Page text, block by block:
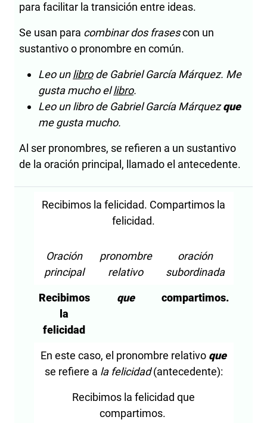
para facilitar la transición entre ideas.
Se usan para combinar dos frasescon un
sustantivo o pronombre en común.
Leo unlibrode Gabriel García Márquez. Me
gusta mucho ellibro.
Leo un libro de Gabriel García Márquezque
me gusta mucho.
Al ser pronombres, se refieren a un sustantivo
de la oración principal, llamado el antecedente.
Recibimos la felicidad. Compartimos la
felicidad.
Oración
principal
pronombre
relativo
oración
subordinada
Recibimos
la
felicidad
que compartimos.
En este caso, el pronombre relativo que
se refiere a la felicidad(antecedente):
Recibimos la felicidad que
compartimos.